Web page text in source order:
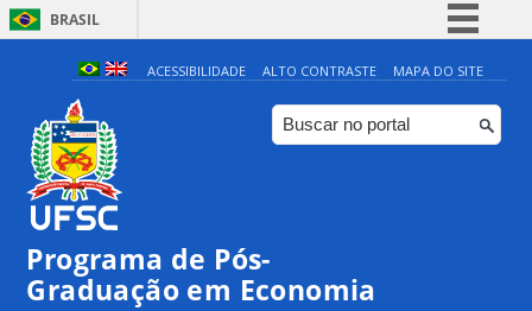
BRASIL
Simplifique!
Comunica BR
Participe
ACESSIBILIDADE ALTO CONTRASTE MAPA DO SITE
Programa de Pós-
Graduação em Economia